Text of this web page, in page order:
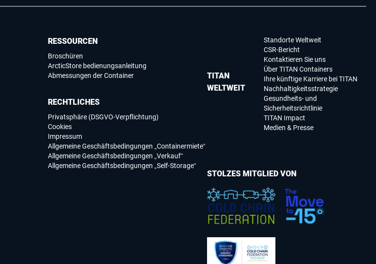
TITAN
WELTWEIT
Standorte Weltweit
CSR-Bericht
Kontaktieren Sie uns
Über TITAN Containers
Ihre künftige Karriere bei TITAN
Nachhaltigkeitsstrategie
Gesundheits- und
Sicherheitsrichtlinie
TITAN Impact
Medien & Presse
RESSOURCEN
Broschüren
ArcticStore bedienungsanleitung
Abmessungen der Container
RECHTLICHES
Privatsphäre (DSGVO-Verpflichtung)
Cookies
Impressum
Allgemeine Geschäftsbedingungen „Containermiete“
Allgemeine Geschäftsbedingungen „Verkauf“
Allgemeine Geschäftsbedingungen „Self-Storage“
STOLZES MITGLIED VON